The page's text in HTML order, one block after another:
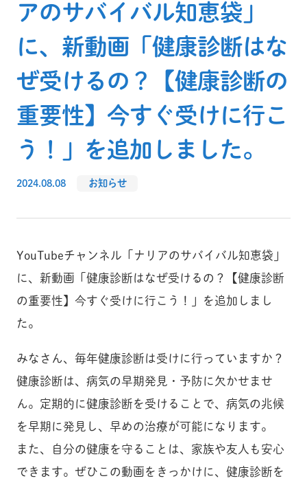
アのサバイバル知恵袋」
に、新動画「健康診断はな
ぜ受けるの？【健康診断の
重要性】今すぐ受けに行こ
う！」を追加しました。
2024.08.08 お知らせ
YouTubeチャンネル「ナリアのサバイバル知恵袋」
に、新動画「健康診断はなぜ受けるの？【健康診断
の重要性】今すぐ受けに行こう！」を追加しまし
た。
みなさん、毎年健康診断は受けに行っていますか？
健康診断は、病気の早期発見・予防に欠かせませ
ん。定期的に健康診断を受けることで、病気の兆候
を早期に発見し、早めの治療が可能になります。
また、自分の健康を守ることは、家族や友人も安心
できます。ぜひこの動画をきっかけに、健康診断を